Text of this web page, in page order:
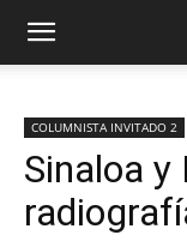
COLUMNISTA INVITADO 2
Sinaloa y